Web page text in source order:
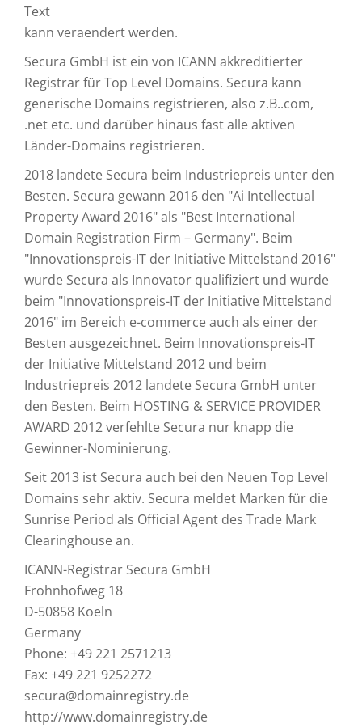
Text
kann veraendert werden.
Secura GmbH ist ein von ICANN akkreditierter
Registrar für Top Level Domains. Secura kann
generische Domains registrieren, also z.B..com,
.net etc. und darüber hinaus fast alle aktiven
Länder-Domains registrieren.
2018 landete Secura beim Industriepreis unter den
Besten. Secura gewann 2016 den "Ai Intellectual
Property Award 2016" als "Best International
Domain Registration Firm – Germany". Beim
"Innovationspreis-IT der Initiative Mittelstand 2016"
wurde Secura als Innovator qualifiziert und wurde
beim "Innovationspreis-IT der Initiative Mittelstand
2016" im Bereich e-commerce auch als einer der
Besten ausgezeichnet. Beim Innovationspreis-IT
der Initiative Mittelstand 2012 und beim
Industriepreis 2012 landete Secura GmbH unter
den Besten. Beim HOSTING & SERVICE PROVIDER
AWARD 2012 verfehlte Secura nur knapp die
Gewinner-Nominierung.
Seit 2013 ist Secura auch bei den Neuen Top Level
Domains sehr aktiv. Secura meldet Marken für die
Sunrise Period als Official Agent des Trade Mark
Clearinghouse an.
ICANN-Registrar Secura GmbH
Frohnhofweg 18
D-50858 Koeln
Germany
Phone: +49 221 2571213
Fax: +49 221 9252272
secura@domainregistry.de
http://www.domainregistry.de